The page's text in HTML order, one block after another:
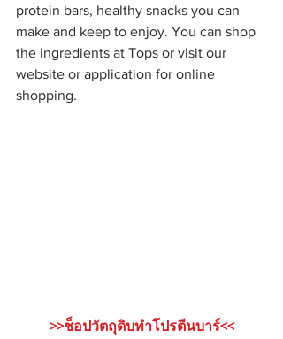
protein bars, healthy snacks you can
make and keep to enjoy. You can shop
the ingredients at Tops or visit our
website or application for online
shopping.
>>ช็อปวัตถุดิบทำโปรตีนบาร์<<